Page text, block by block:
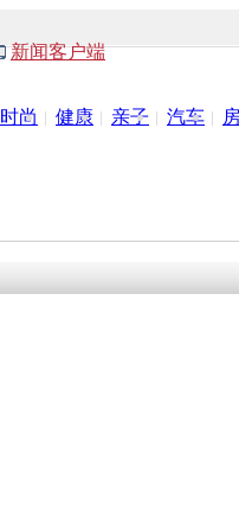
新闻客户端
时尚 健康 亲子 汽车